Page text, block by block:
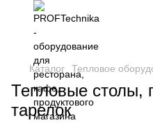
Каталог Тепловое
Тепловые столы,
тарелок